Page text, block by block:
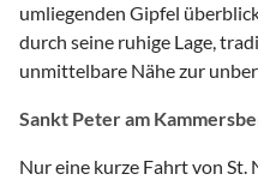
umliegenden Gipfel
durch seine ruhige Lage,
unmittelbare Nähe zur
Sankt Peter am
Nur eine kurze Fahrt von